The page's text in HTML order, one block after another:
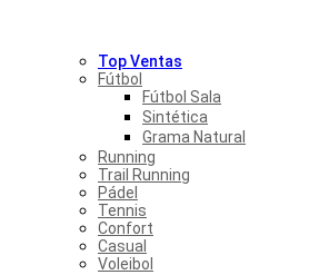
Top Ventas
Fútbol
Fútbol Sala
Sintética
Grama Natural
Running
Trail Running
Pádel
Tennis
Confort
Casual
Voleibol